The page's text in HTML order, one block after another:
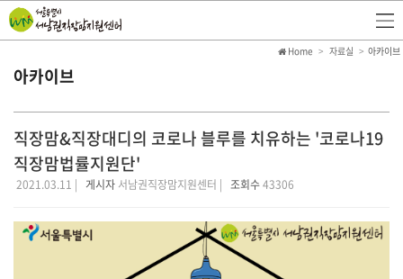
아카이브
Home 자료실 아카이브
직장맘&직장대디의 코로나 블루를 치유하는 '코로나19
직장맘법률지원단'
2021.03.11 | 게시자 서남권직장맘지원센터 | 조회수43306